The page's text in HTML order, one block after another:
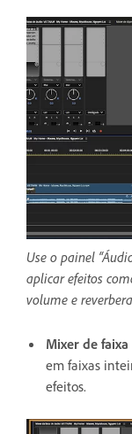
Use o painel
aplicar efeitos
volume e
Mixer de
em faixas
efeitos.